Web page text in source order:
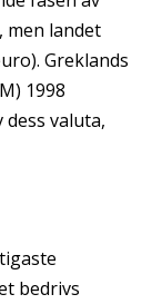
men landet
Greklands
1998
dess valuta,
bedrivs